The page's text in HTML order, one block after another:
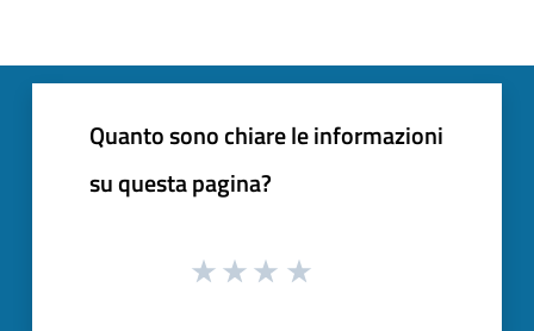
Quanto sono chiare le informazioni
su questa pagina?